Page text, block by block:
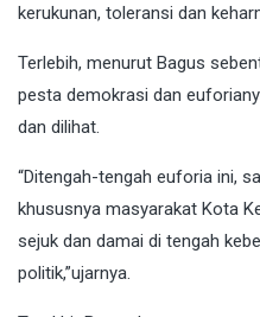
kerukunan, toleransi dan
Terlebih, menurut Bagus
pesta demokrasi dan
dan dilihat.
“Ditengah-tengah euforia ini,
khususnya masyarakat Kota
sejuk dan damai di tengah
politik,”ujarnya.